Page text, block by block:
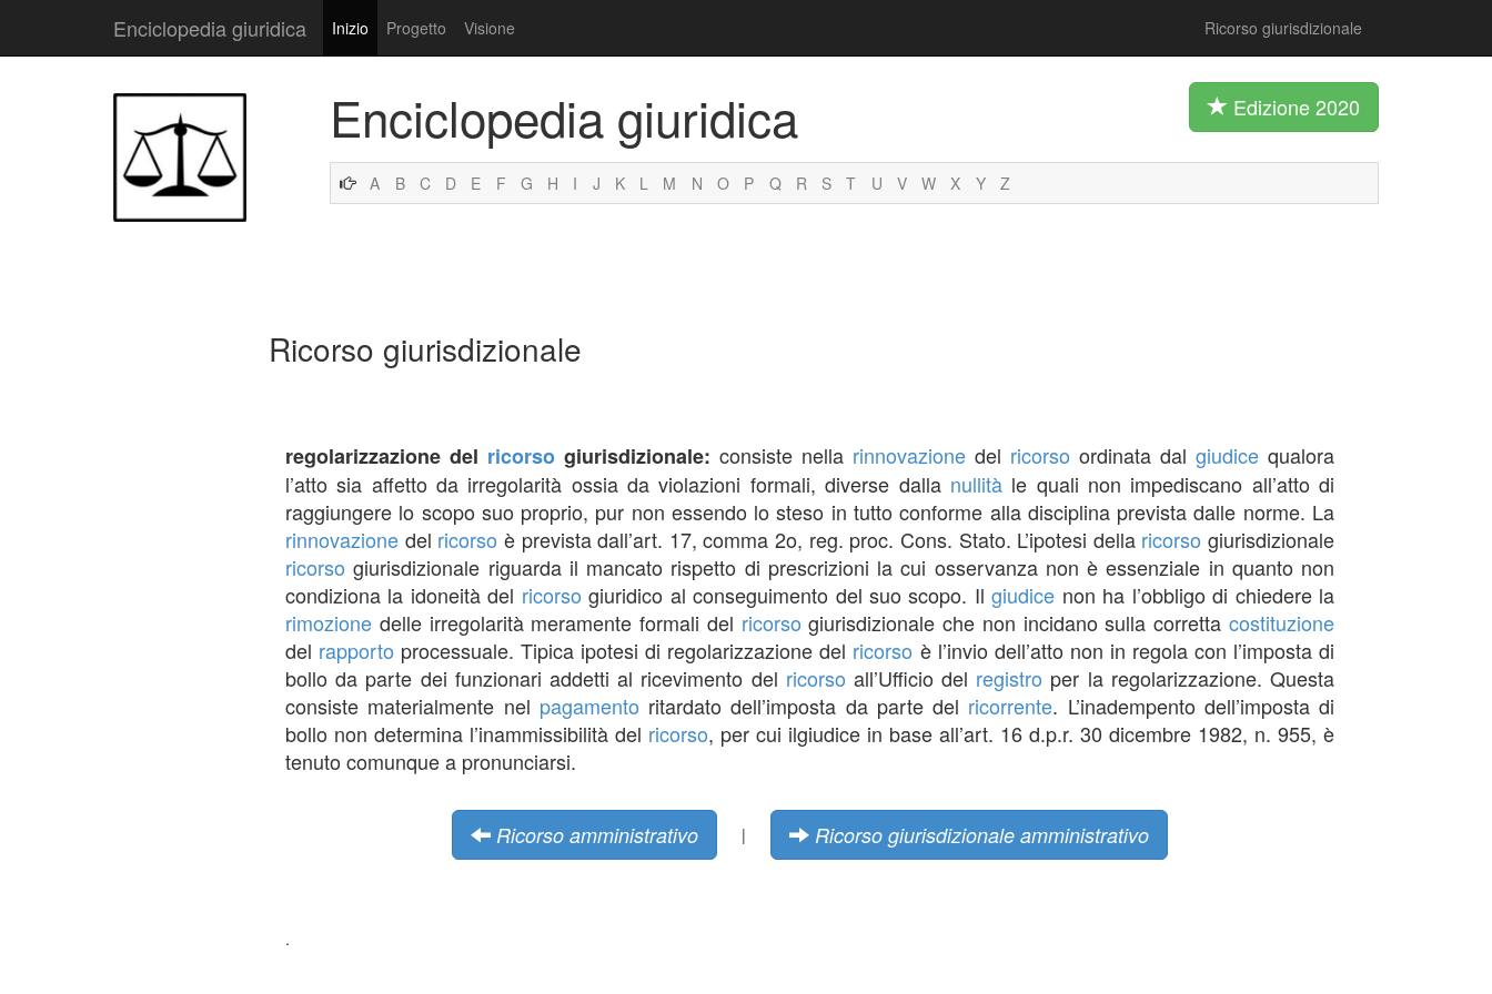
Enciclopedia giuridica Inizio Progetto Visione Ricorso giurisdizionale
Enciclopedia giuridica Edizione 2020
A B C D E F G H I J K L M N O P Q R S T U V W X Y Z
Ricorso giurisdizionale
regolarizzazione del ricorso giurisdizionale: consiste nella rinnovazione del ricorso ordinata dal giudice qualora
l’atto sia affetto da irregolarità ossia da violazioni formali, diverse dalla nullitàle quali non impediscano all’atto di
raggiungere lo scopo suo proprio, pur non essendo lo steso in tutto conforme alla disciplina prevista dalle norme. La
rinnovazione del ricorso è prevista dall’art. 17, comma 2o, reg. proc. Cons. Stato. L’ipotesi della ricorso giurisdizionale
ricorso giurisdizionale riguarda il mancato rispetto di prescrizioni la cui osservanza non è essenziale in quanto non
condiziona la idoneità del ricorso giuridico al conseguimento del suo scopo. Ilgiudice non ha l’obbligo di chiedere la
rimozione delle irregolarità meramente formali del ricorso giurisdizionale che non incidano sulla correttacostituzione
del rapporto processuale. Tipica ipotesi di regolarizzazione del ricorso è l’invio dell’atto non in regola con l’imposta di
bollo da parte dei funzionari addetti al ricevimento del ricorso all’Ufficio del registro per la regolarizzazione. Questa
consiste materialmente nel pagamento ritardato dell’imposta da parte del ricorrente. L’inadempento dell’imposta di
bollo non determina l’inammissibilità del ricorso, per cui ilgiudice in base all’art. 16 d.p.r. 30 dicembre 1982, n. 955, è
tenuto comunque a pronunciarsi.
Ricorso amministrativo | Ricorso giurisdizionale amministrativo
.